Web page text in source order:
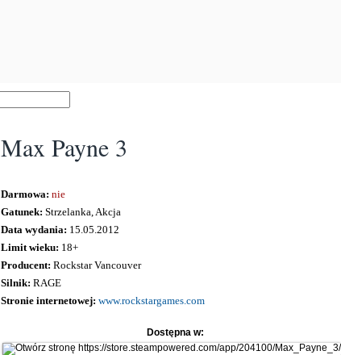
Max Payne 3
Darmowa: nie
Gatunek: Strzelanka, Akcja
Data wydania: 15.05.2012
Limit wieku: 18+
Producent: Rockstar Vancouver
Silnik: RAGE
Stronie internetowej: www.rockstargames.com
Dostępna w: